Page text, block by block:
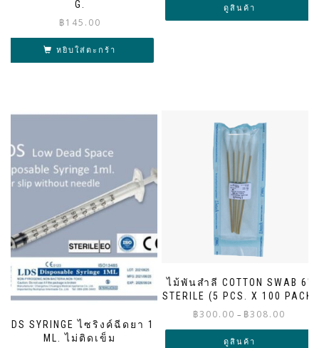
G.
฿145.00
หยิบใส่ตะกร้า
ดูสินค้า
LDS SYRINGE ไซริงค์ฉีดยา 1
ML. ไม่ติดเข็ม
ไม้พันสำลี COTTON SWAB 6″
STERILE (5 PCS. X 100 PACK)
฿300.00 – ฿308.00
range:
ดูสินค้า